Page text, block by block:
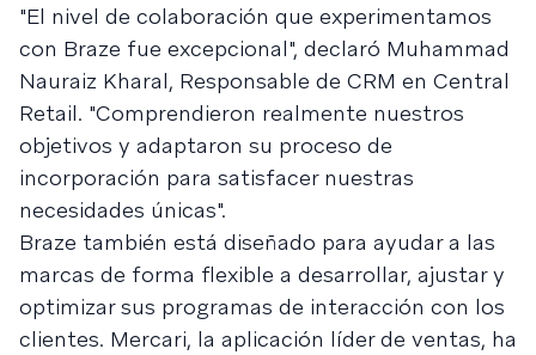
"El nivel de colaboración que experimentamos
con Braze fue excepcional", declaró Muhammad
Nauraiz Kharal, Responsable de CRM en Central
Retail. "Comprendieron realmente nuestros
objetivos y adaptaron su proceso de
incorporación para satisfacer nuestras
necesidades únicas".
Braze también está diseñado para ayudar a las
marcas de forma flexible a desarrollar, ajustar y
optimizar sus programas de interacción con los
clientes. Mercari, la aplicación líder de ventas, ha